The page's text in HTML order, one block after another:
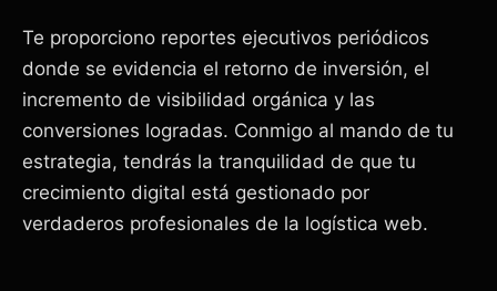
Te proporciono reportes ejecutivos periódicos
donde se evidencia el retorno de inversión, el
incremento de visibilidad orgánica y las
conversiones logradas. Conmigo al mando de tu
estrategia, tendrás la tranquilidad de que tu
crecimiento digital está gestionado por
verdaderos profesionales de la logística web.